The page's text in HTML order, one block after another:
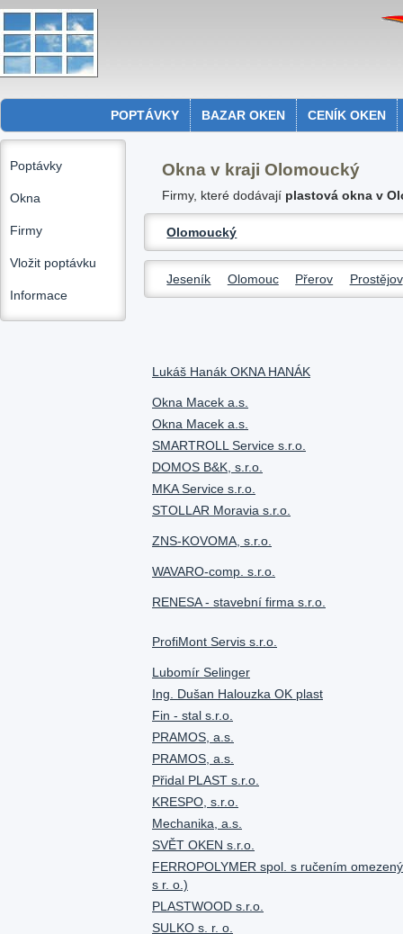
POPTÁVKY BAZAR OKEN CENÍK OKEN
Poptávky
Okna
Firmy
Vložit poptávku
Informace
Okna v kraji Olomoucký
Firmy, které dodávají plastová okna v
Olomoucký
Jeseník Olomouc Přerov Prostějov
Lukáš Hanák OKNA HANÁK
Okna Macek a.s.
Okna Macek a.s.
SMARTROLL Service s.r.o.
DOMOS B&K, s.r.o.
MKA Service s.r.o.
STOLLAR Moravia s.r.o.
ZNS-KOVOMA, s.r.o.
WAVARO-comp. s.r.o.
RENESA - stavební firma s.r.o.
ProfiMont Servis s.r.o.
Lubomír Selinger
Ing. Dušan Halouzka OK plast
Fin - stal s.r.o.
PRAMOS, a.s.
PRAMOS, a.s.
Přidal PLAST s.r.o.
KRESPO, s.r.o.
Mechanika, a.s.
SVĚT OKEN s.r.o.
FERROPOLYMER spol. s ručením
s r. o.)
PLASTWOOD s.r.o.
SULKO s. r. o.